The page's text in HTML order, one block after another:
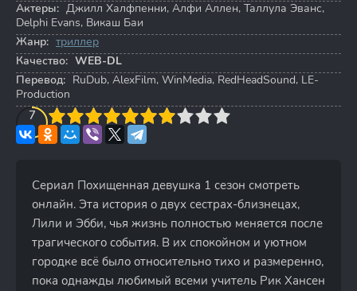
Актеры: Джилл Халфпенни, Алфи Аллен, Таллула Эванс,
Delphi Evans, Викаш Баи
Жанр: триллер
Качество: WEB-DL
Перевод: RuDub, AlexFilm, WinMedia, RedHeadSound, LE-
Production
7
4 5 6 7 8 9 10
Сериал Похищенная девушка 1 сезон смотреть
онлайн. Эта история о двух сестрах-близнецах,
Лили и Эбби, чья жизнь полностью меняется после
трагического события. В их спокойном и уютном
городке всё было относительно тихо и размеренно,
пока однажды любимый всеми учитель Рик Хансен